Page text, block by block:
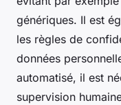
génériques. Il est
les règles de
données
automatisé, il est
supervision